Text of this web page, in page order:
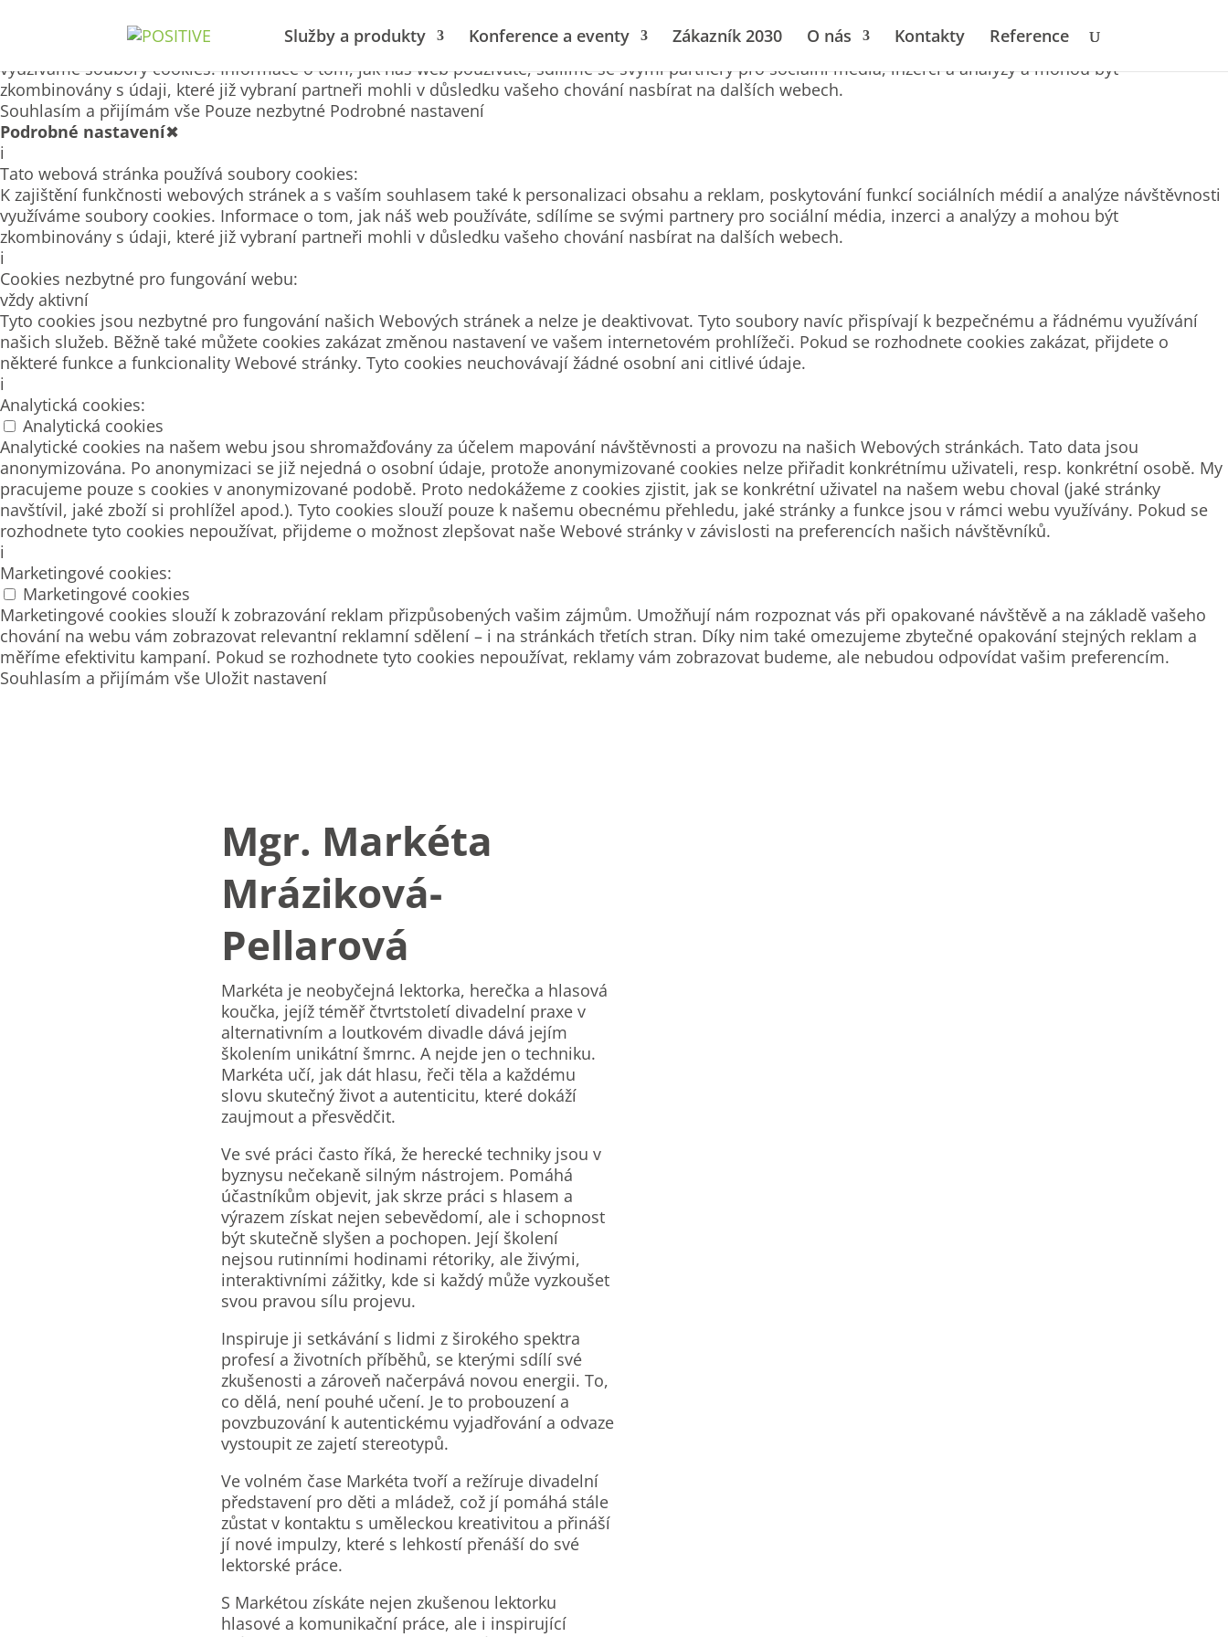
K zajištění funkčnosti webových stránek a s vaším souhlasem také k personalizaci obsahu a reklam, poskytování funkcí sociálních médií a analýze návštěvnosti
využíváme soubory cookies. Informace o tom, jak náš web používáte, sdílíme se svými partnery pro sociální média, inzerci a analýzy a mohou být
zkombinovány s údaji, které již vybraní partneři mohli v důsledku vašeho chování nasbírat na dalších webech.
Souhlasím a přijímám vše Pouze nezbytné Podrobné nastavení
Podrobné nastavení✖
i
Tato webová stránka používá soubory cookies:
K zajištění funkčnosti webových stránek a s vaším souhlasem také k personalizaci obsahu a reklam, poskytování funkcí sociálních médií a analýze návštěvnosti
využíváme soubory cookies. Informace o tom, jak náš web používáte, sdílíme se svými partnery pro sociální média, inzerci a analýzy a mohou být
zkombinovány s údaji, které již vybraní partneři mohli v důsledku vašeho chování nasbírat na dalších webech.
i
Cookies nezbytné pro fungování webu:
vždy aktivní
Tyto cookies jsou nezbytné pro fungování našich Webových stránek a nelze je deaktivovat. Tyto soubory navíc přispívají k bezpečnému a řádnému využívání
našich služeb. Běžně také můžete cookies zakázat změnou nastavení ve vašem internetovém prohlížeči. Pokud se rozhodnete cookies zakázat, přijdete o
některé funkce a funkcionality Webové stránky. Tyto cookies neuchovávají žádné osobní ani citlivé údaje.
i
Analytická cookies:
Analytická cookies
Analytické cookies na našem webu jsou shromažďovány za účelem mapování návštěvnosti a provozu na našich Webových stránkách. Tato data jsou
anonymizována. Po anonymizaci se již nejedná o osobní údaje, protože anonymizované cookies nelze přiřadit konkrétnímu uživateli, resp. konkrétní osobě. My
pracujeme pouze s cookies v anonymizované podobě. Proto nedokážeme z cookies zjistit, jak se konkrétní uživatel na našem webu choval (jaké stránky
navštívil, jaké zboží si prohlížel apod.). Tyto cookies slouží pouze k našemu obecnému přehledu, jaké stránky a funkce jsou v rámci webu využívány. Pokud se
rozhodnete tyto cookies nepoužívat, přijdeme o možnost zlepšovat naše Webové stránky v závislosti na preferencích našich návštěvníků.
i
Marketingové cookies:
Marketingové cookies
Marketingové cookies slouží k zobrazování reklam přizpůsobených vašim zájmům. Umožňují nám rozpoznat vás při opakované návštěvě a na základě vašeho
chování na webu vám zobrazovat relevantní reklamní sdělení – i na stránkách třetích stran. Díky nim také omezujeme zbytečné opakování stejných reklam a
měříme efektivitu kampaní. Pokud se rozhodnete tyto cookies nepoužívat, reklamy vám zobrazovat budeme, ale nebudou odpovídat vašim preferencím.
Souhlasím a přijímám vše Uložit nastavení
Služby a produkty Konference a eventy Zákazník 2030 O nás Kontakty Reference
Mgr. Markéta
Mráziková-
Pellarová
Markéta je neobyčejná lektorka, herečka a hlasová
koučka, jejíž téměř čtvrtstoletí divadelní praxe v
alternativním a loutkovém divadle dává jejím
školením unikátní šmrnc. A nejde jen o techniku.
Markéta učí, jak dát hlasu, řeči těla a každému
slovu skutečný život a autenticitu, které dokáží
zaujmout a přesvědčit.
Ve své práci často říká, že herecké techniky jsou v
byznysu nečekaně silným nástrojem. Pomáhá
účastníkům objevit, jak skrze práci s hlasem a
výrazem získat nejen sebevědomí, ale i schopnost
být skutečně slyšen a pochopen. Její školení
nejsou rutinními hodinami rétoriky, ale živými,
interaktivními zážitky, kde si každý může vyzkoušet
svou pravou sílu projevu.
Inspiruje ji setkávání s lidmi z širokého spektra
profesí a životních příběhů, se kterými sdílí své
zkušenosti a zároveň načerpává novou energii. To,
co dělá, není pouhé učení. Je to probouzení a
povzbuzování k autentickému vyjadřování a odvaze
vystoupit ze zajetí stereotypů.
Ve volném čase Markéta tvoří a režíruje divadelní
představení pro děti a mládež, což jí pomáhá stále
zůstat v kontaktu s uměleckou kreativitou a přináší
jí nové impulzy, které s lehkostí přenáší do své
lektorské práce.
S Markétou získáte nejen zkušenou lektorku
hlasové a komunikační práce, ale i inspirující